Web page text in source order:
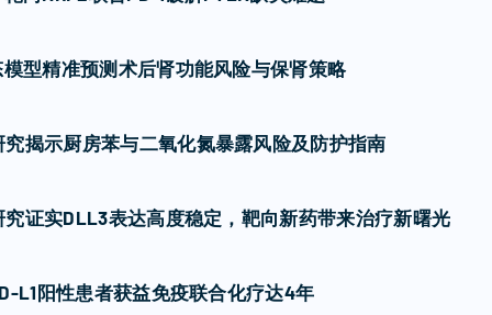
型精准预测术后肾功能风险与保肾策略
揭示厨房苯与二氧化氮暴露风险及防护指南
证实DLL3表达高度稳定，靶向新药带来治疗新曙光
L1阳性患者获益免疫联合化疗达4年